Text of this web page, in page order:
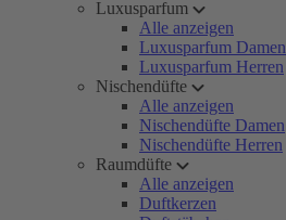
Luxusparfum
Alle anzeigen
Luxusparfum Damen
Luxusparfum Herren
Nischendüfte
Alle anzeigen
Nischendüfte Damen
Nischendüfte Herren
Raumdüfte
Alle anzeigen
Duftkerzen